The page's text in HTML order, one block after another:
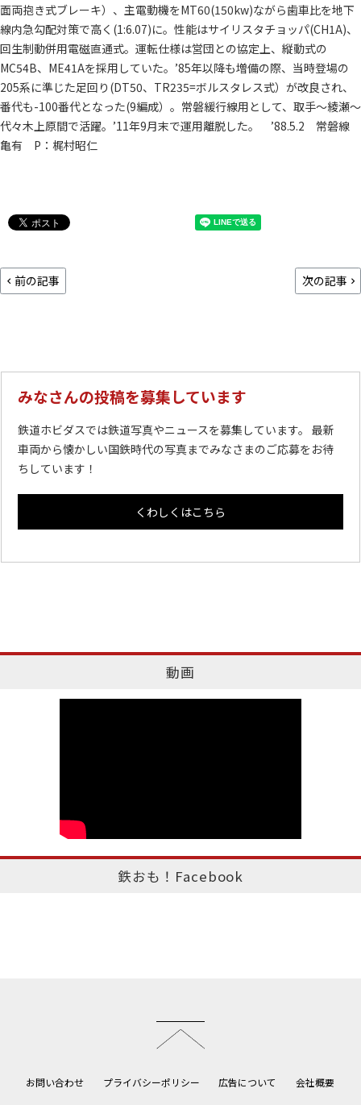
面両抱き式ブレーキ）、主電動機をMT60(150kw)ながら歯車比を地下
線内急勾配対策で高く(1:6.07)に。性能はサイリスタチョッパ(CH1A)、
回生制動併用電磁直通式。運転仕様は営団との協定上、縦動式の
MC54B、ME41Aを採用していた。’85年以降も増備の際、当時登場の
205系に準じた足回り(DT50、TR235=ボルスタレス式）が改良され、
番代も-100番代となった(9編成）。常磐緩行線用として、取手～綾瀬～
代々木上原間で活躍。’11年9月末で運用離脱した。 ’88.5.2 常磐線
亀有 P：梶村昭仁
前の記事 次の記事
みなさんの投稿を募集しています
鉄道ホビダスでは鉄道写真やニュースを募集しています。 最新
車両から懐かしい国鉄時代の写真までみなさまのご応募をお待
ちしています！
くわしくはこちら
動画
鉄おも！Facebook
お問い合わせ プライバシーポリシー 広告について 会社概要